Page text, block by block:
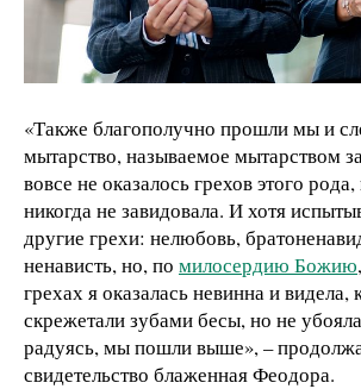
«Также благополучно прошли мы и
мытарство, называемое мытарством
вовсе не оказалось грехов этого
никогда не завидовала. И хотя
другие грехи: нелюбовь,
ненависть, но, по милосердию Божию
грехах я оказалась невинна и видела,
скрежетали зубами бесы, но не
радуясь, мы пошли выше», –
свидетельство блаженная Феодора.